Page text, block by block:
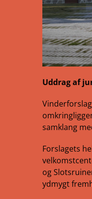
Uddrag af
samklang
Forslagets
og
ydmygt